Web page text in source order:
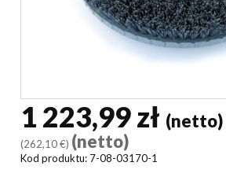
1 223,99 zł (netto)
(262,10 €) (netto)
Kod produktu: 7-08-03170-1